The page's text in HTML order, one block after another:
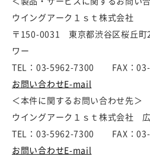
ウイングアーク１ｓｔ株式会社
〒150-0031 東京都渋谷区桜丘
ワー
TEL：03-5962-7300 FAX：03-
お問い合わせE-mail
＜本件に関するお問い合わせ先＞
ウイングアーク１ｓｔ株式会社
TEL：03-5962-7300 FAX：03-
お問い合わせE-mail